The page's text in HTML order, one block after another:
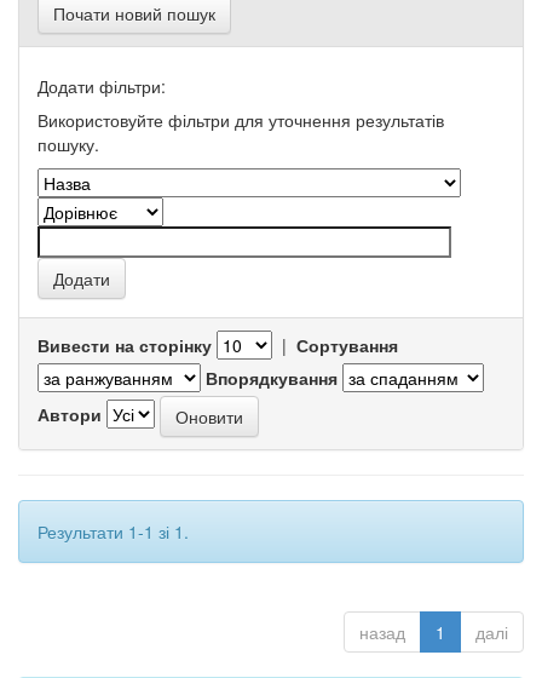
Почати новий пошук
Додати фільтри:
Використовуйте фільтри для уточнення результатів
пошуку.
Вивести на сторінку | Сортування
Впорядкування
Автори
Результати 1-1 зі 1.
назад 1 далі